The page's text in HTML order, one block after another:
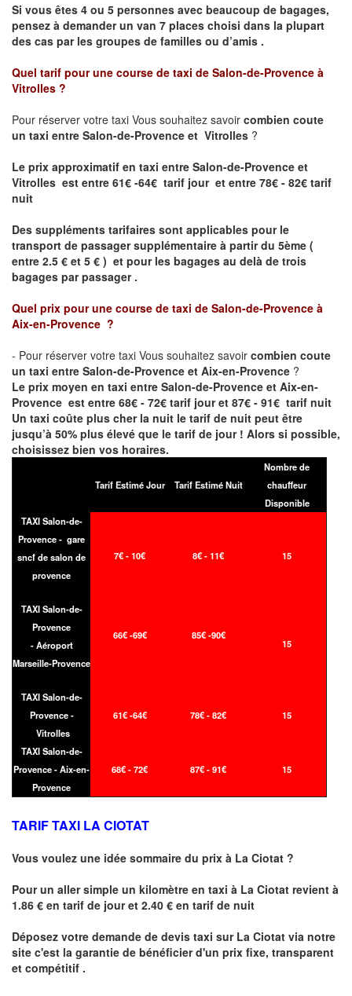
Si vous êtes 4 ou 5 personnes avec beaucoup de bagages,
pensez à demander un van 7 places choisi dans la plupart
des cas par les groupes de familles ou d’amis .
Quel tarif pour une course de taxi de Salon-de-Provence à
Vitrolles ?
Pour réserver votre taxi Vous souhaitez savoir combien coute
un taxi entre Salon-de-Provence et Vitrolles ?
Le prix approximatif en taxi entre Salon-de-Provence et
Vitrolles est entre 61€ -64€ tarif jour et entre 78€ - 82€ tarif
nuit
Des suppléments tarifaires sont applicables pour le
transport de passager supplémentaire à partir du 5ème (
entre 2.5 € et 5 € ) et pour les bagages au delà de trois
bagages par passager .
Quel prix pour une course de taxi de Salon-de-Provence à
Aix-en-Provence ?
- Pour réserver votre taxi Vous souhaitez savoir combien coute
un taxi entre Salon-de-Provence et Aix-en-Provence ?
Le prix moyen en taxi entre Salon-de-Provence et Aix-en-
Provence est entre 68€ - 72€ tarif jour et 87€ - 91€ tarif nuit
Un taxi coûte plus cher la nuit le tarif de nuit peut être
jusqu’à 50% plus élevé que le tarif de jour ! Alors si possible,
choisissez bien vos horaires.
Tarif Estimé Jour Tarif Estimé Nuit
Nombre de
chauffeur
Disponible
TAXI Salon-de-
Provence - gare
sncf de salon de
provence
7€ - 10€ 8€ - 11€ 15
TAXI Salon-de-
Provence
- Aéroport
Marseille-Provence
66€ -69€ 85€ -90€
15
TAXI Salon-de-
Provence -
Vitrolles
61€ -64€ 78€ - 82€ 15
TAXI Salon-de-
Provence - Aix-en-
Provence
68€ - 72€ 87€ - 91€ 15
TARIF TAXI LA CIOTAT
Vous voulez une idée sommaire du prix à La Ciotat ?
Pour un aller simple un kilomètre en taxi à La Ciotat revient à
1.86 € en tarif de jour et 2.40 € en tarif de nuit
Déposez votre demande de devis taxi sur La Ciotat via notre
site c'est la garantie de bénéficier d'un prix fixe, transparent
et compétitif .